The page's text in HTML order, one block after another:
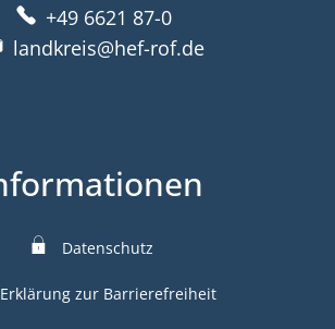
+49 6621 87-0
landkreis@hef-rof.de
Datenschutz
Erklärung zur Barrierefreiheit